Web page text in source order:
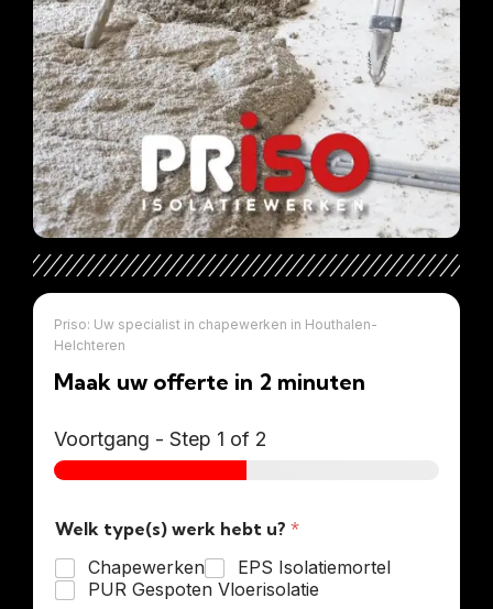
Priso: Uw specialist in chapewerken in Houthalen-
Helchteren
Maak uw offerte in 2 minuten
Voortgang - Step 1 of 2
Welk type(s) werk hebt u? *
Chapewerken
EPS Isolatiemortel
PUR Gespoten Vloerisolatie